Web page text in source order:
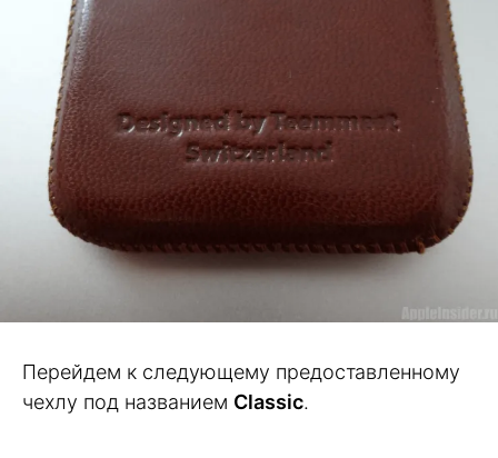
Перейдем к следующему предоставленному
чехлу под названием Classic.